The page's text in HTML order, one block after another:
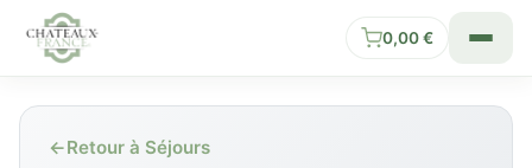
0,00€
←Retour à Séjours